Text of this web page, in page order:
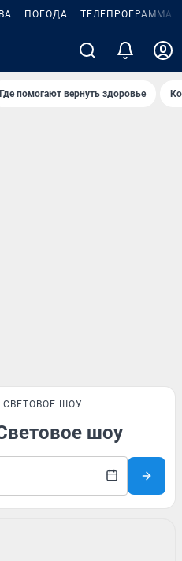
ПОГОДА ТЕЛЕПРОГРАММА
Где помогают вернуть здоровье
СВЕТОВОЕ ШОУ
шоу